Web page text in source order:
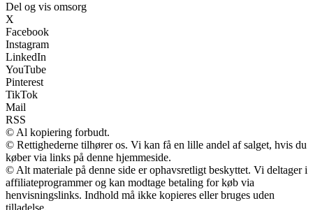
Del og vis omsorg
X
Facebook
Instagram
LinkedIn
YouTube
Pinterest
TikTok
Mail
RSS
© Al kopiering forbudt.
© Rettighederne tilhører os. Vi kan få en lille andel af salget, hvis du
køber via links på denne hjemmeside.
© Alt materiale på denne side er ophavsretligt beskyttet. Vi deltager i
affiliateprogrammer og kan modtage betaling for køb via
henvisningslinks. Indhold må ikke kopieres eller bruges uden